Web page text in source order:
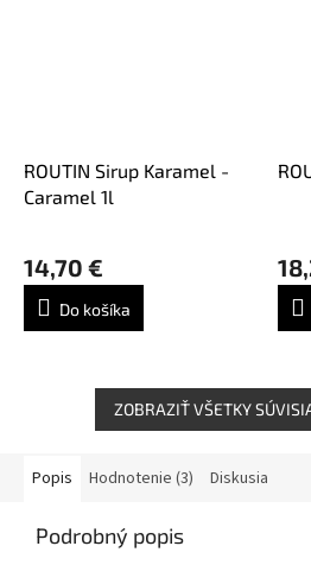
ROUTIN Sirup Karamel -
Caramel 1l
hodnotenie
produktu
5,0
hviezdičiek.
14,70 €
Do košíka
ZOBRAZIŤ VŠETKY
Popis Hodnotenie (3) Diskusia
Podrobný popis